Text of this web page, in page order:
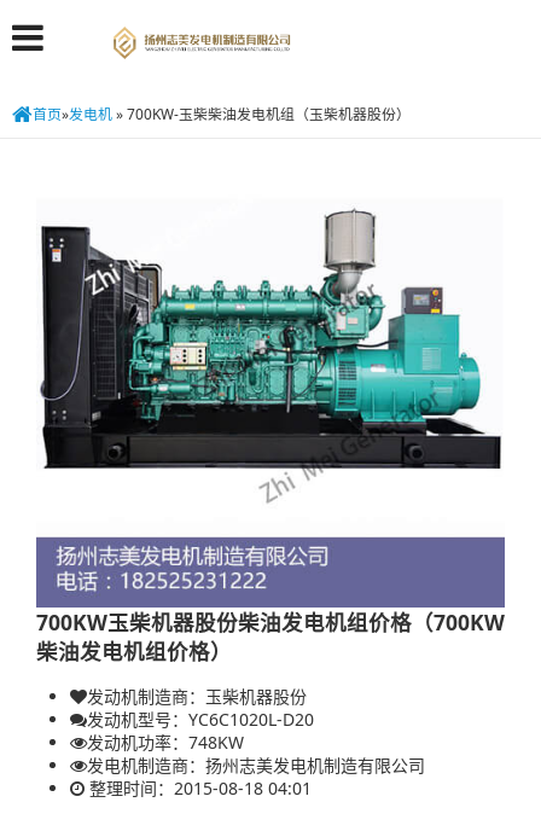
首页»发电机»700KW-玉柴柴油发电机组（玉柴机器股份）
700KW玉柴机器股份柴油发电机组价格（700KW
柴油发电机组价格）
发动机制造商：玉柴机器股份
发动机型号：YC6C1020L-D20
发动机功率： 748KW
发电机制造商： 扬州志美发电机制造有限公司
整理时间：2015-08-18 04:01